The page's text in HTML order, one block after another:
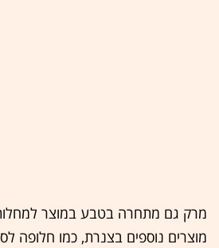
מרק גם מתחרה בטבע במוצר
מוצרים נוספים בצנרת, כמו חלופה